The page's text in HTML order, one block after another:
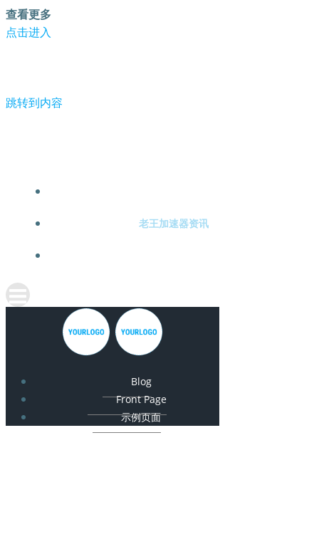
查看更多
点击进入
跳转到内容
老王加速器资讯
Blog
Front Page
示例页面